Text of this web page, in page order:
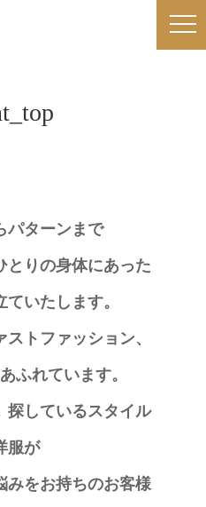
パターンまで
とりの身体にあった
いたします。
トファッション、
ふれています。
探しているスタイル
服が
みをお持ちのお客様